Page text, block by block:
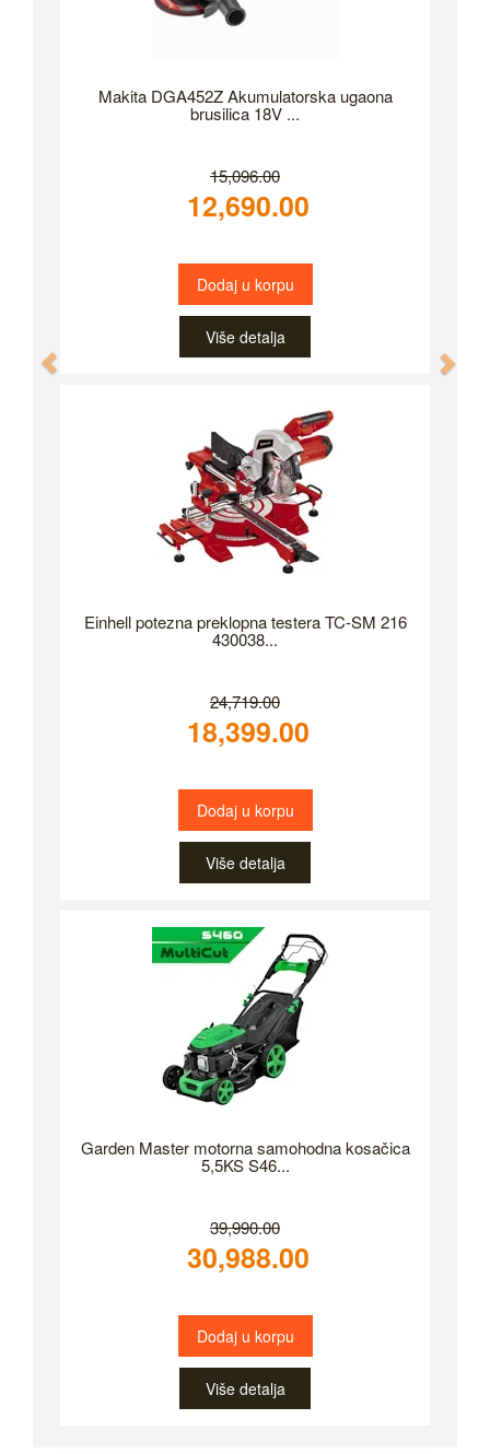
Makita DGA452Z Akumulatorska ugaona
brusilica 18V ...
15,096.00
12,690.00
Dodaj u korpu
Više detalja
Einhell potezna preklopna testera TC-SM 216
430038...
24,719.00
18,399.00
Dodaj u korpu
Više detalja
Garden Master motorna samohodna kosačica
5,5KS S46...
39,990.00
30,988.00
Dodaj u korpu
Više detalja